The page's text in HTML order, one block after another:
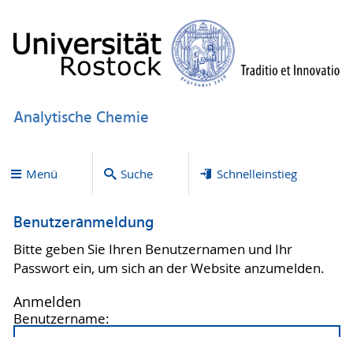
Analytische Chemie
Menü Suche Schnelleinstieg
Benutzeranmeldung
Bitte geben Sie Ihren Benutzernamen und Ihr
Passwort ein, um sich an der Website anzumelden.
Anmelden
Benutzername: